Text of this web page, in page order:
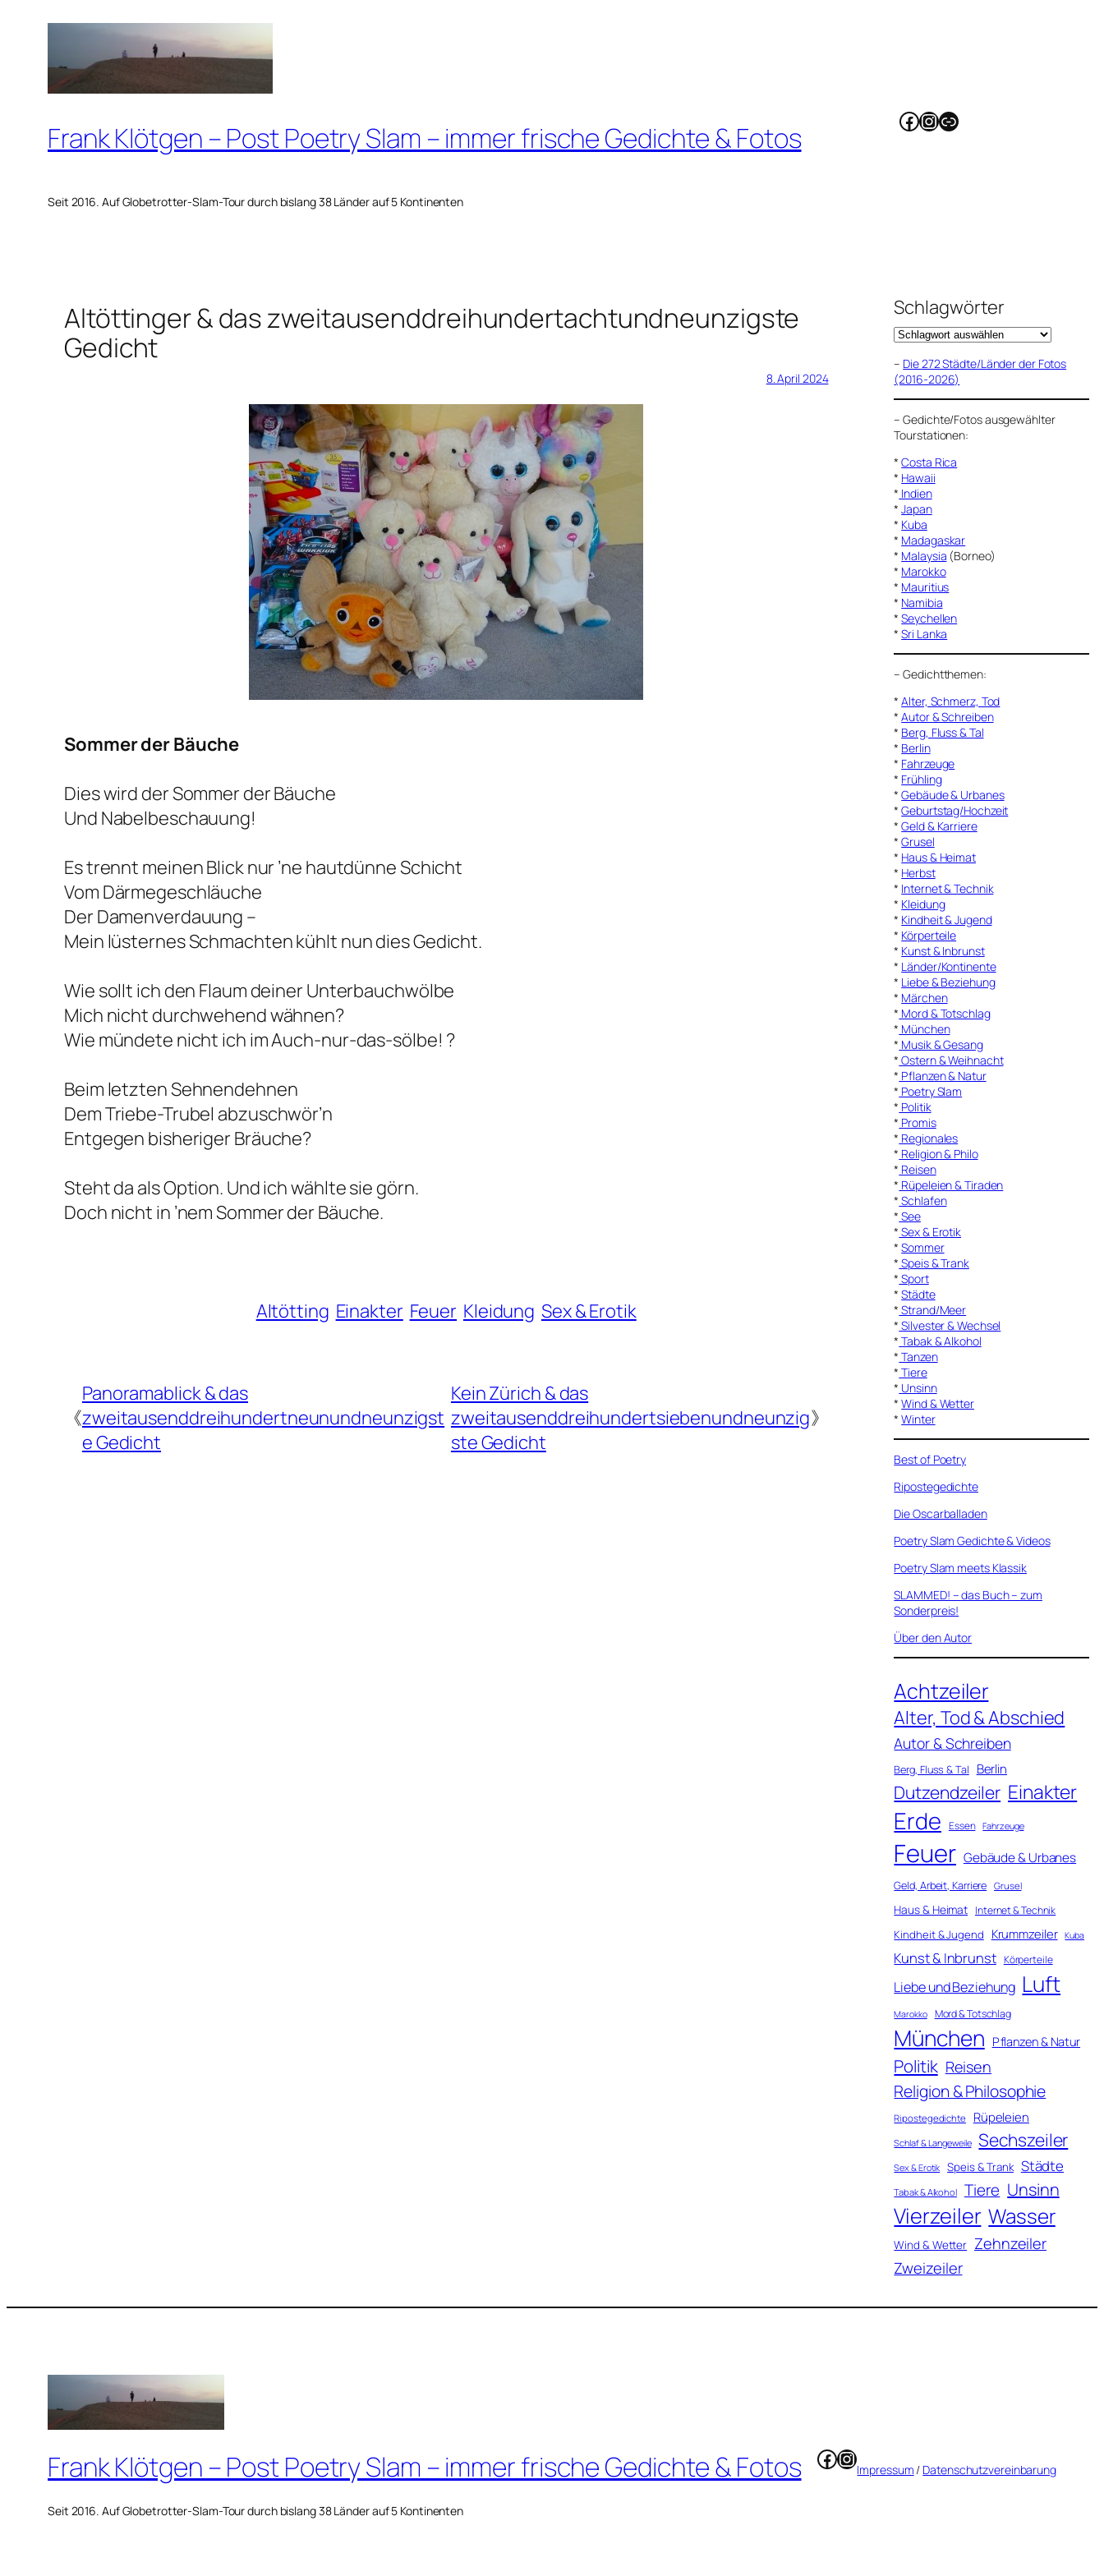
springen
Frank Klötgen – Post Poetry Slam – immer frische Gedichte & Fotos
Seit 2016. Auf Globetrotter-Slam-Tour durch bislang 38 Länder auf 5 Kontinenten
Facebook
Instagram
Link
Altöttinger & das zweitausenddreihundertachtundneunzigste
Gedicht
8. April 2024
Sommer der Bäuche
Dies wird der Sommer der Bäuche
Und Nabelbeschauung!
Es trennt meinen Blick nur ’ne hautdünne Schicht
Vom Därmegeschläuche
Der Damenverdauung –
Mein lüsternes Schmachten kühlt nun dies Gedicht.
Wie sollt ich den Flaum deiner Unterbauchwölbe
Mich nicht durchwehend wähnen?
Wie mündete nicht ich im Auch-nur-das-sölbe! ?
Beim letzten Sehnendehnen
Dem Triebe-Trubel abzuschwör’n
Entgegen bisheriger Bräuche?
Steht da als Option. Und ich wählte sie görn.
Doch nicht in ’nem Sommer der Bäuche.
Altötting Einakter Feuer Kleidung Sex & Erotik
《
Panoramablick & das
zweitausenddreihundertneunundneunzigst
e Gedicht
Kein Zürich & das
zweitausenddreihundertsiebenundneunzig
ste Gedicht
》
Schlagwörter
– Die 272 Städte/Länder der Fotos
(2016-2026)
–Gedichte/Fotos ausgewählter
Tourstationen:
*Costa Rica
* Hawaii
* Indien
*Japan
* Kuba
* Madagaskar
* Malaysia (Borneo)
* Marokko
* Mauritius
* Namibia
*Seychellen
*Sri Lanka
–Gedichtthemen:
*Alter, Schmerz, Tod
*Autor & Schreiben
* Berg, Fluss & Tal
* Berlin
* Fahrzeuge
* Frühling
*Gebäude & Urbanes
*Geburtstag/Hochzeit
*Geld & Karriere
*Grusel
* Haus & Heimat
* Herbst
* Internet & Technik
* Kleidung
* Kindheit & Jugend
* Körperteile
* Kunst & Inbrunst
* Länder/Kontinente
* Liebe & Beziehung
* Märchen
* Mord & Totschlag
* München
* Musik & Gesang
* Ostern & Weihnacht
* Pflanzen & Natur
* Poetry Slam
* Politik
* Promis
* Regionales
* Religion & Philo
* Reisen
* Rüpeleien & Tiraden
* Schlafen
* See
* Sex & Erotik
*Sommer
* Speis & Trank
* Sport
*Städte
* Strand/Meer
* Silvester & Wechsel
* Tabak & Alkohol
* Tanzen
* Tiere
* Unsinn
*Wind & Wetter
*Winter
Best of Poetry
Ripostegedichte
Die Oscarballaden
Poetry Slam Gedichte & Videos
Poetry Slam meets Klassik
SLAMMED! – das Buch – zum
Sonderpreis!
Über den Autor
Achtzeiler
Alter, Tod & Abschied
Autor & Schreiben
Berg, Fluss & Tal Berlin
Dutzendzeiler Einakter
Erde Essen Fahrzeuge
Feuer Gebäude & Urbanes
Geld, Arbeit, Karriere Grusel
Haus & Heimat Internet & Technik
Kindheit & Jugend Krummzeiler Kuba
Kunst & Inbrunst Körperteile
Liebe und Beziehung Luft
Marokko Mord & Totschlag
München Pflanzen & Natur
Politik Reisen
Religion & Philosophie
Ripostegedichte Rüpeleien
Schlaf & Langeweile Sechszeiler
Sex & Erotik Speis & Trank Städte
Tabak & Alkohol Tiere Unsinn
Vierzeiler Wasser
Wind & Wetter Zehnzeiler
Zweizeiler
Frank Klötgen – Post Poetry Slam – immer frische Gedichte & Fotos
Seit 2016. Auf Globetrotter-Slam-Tour durch bislang 38 Länder auf 5 Kontinenten
Facebook
Instagram
Impressum / Datenschutzvereinbarung